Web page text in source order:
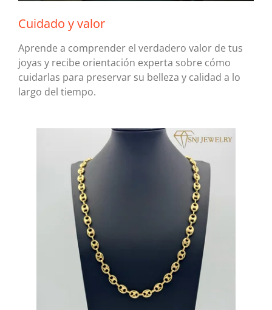
Cuidado y valor
Aprende a comprender el verdadero valor de tus
joyas y recibe orientación experta sobre cómo
cuidarlas para preservar su belleza y calidad a lo
largo del tiempo.